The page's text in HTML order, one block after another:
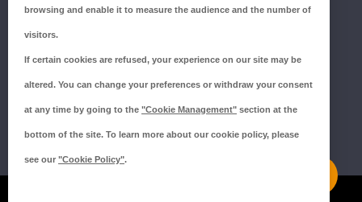
browsing and enable it to measure the audience and the number of
visitors.
If certain cookies are refused, your experience on our site may be
altered. You can change your preferences or withdraw your consent
at any time by going to the "Cookie Management" section at the
bottom of the site. To learn more about our cookie policy, please
see our "Cookie Policy".